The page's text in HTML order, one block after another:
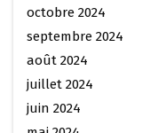
octobre 2024
septembre 2024
août 2024
juillet 2024
juin 2024